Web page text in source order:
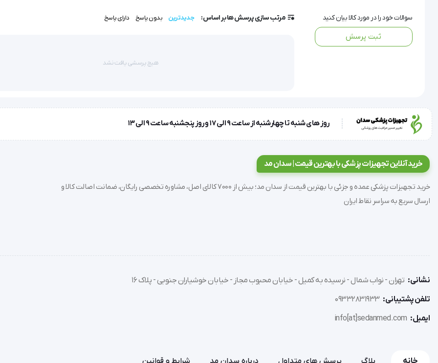
تولید کشور ایران
کاربرد :
روش استفاده :
از فاصله 2.5 سانتیمتری بر روی نمومه اسپری کنید.
یک یا دوبار اسپری کنید.
سوالات خود را در مورد کالا بیان کنید
ثبت پرسش
مرتب سازی پرسش ها بر اساس: جدیدترین بدون پاسخ دارای پاسخ
هیچ پرسشی یافت نشد
روز های شنبه تا چهارشنبه از ساعت 9 الی 17 و روز پنجشنبه ساعت 9 الی 13
خرید آنلاین تجهیزات پزشکی با بهترین قیمت | سدان مد
خرید تجهیزات پزشکی عمده و جزئی با بهترین قیمت از سدان مد؛ بیش از 7000 کالای اصل، مشاوره تخصصی رایگان، ضمانت اصالت کالا و
ارسال سریع به سراسر نقاط ایران
نشانی: تهران - نواب شمال - نرسیده به کمیل - خیابان محبوب مجاز - خیابان خوشیاران جنوبی - پلاک 16
تلفن پشتیبانی: 09332831933
ایمیل: info[at]sedanmed.com
خانه بلاگ پرسش های متداول درباره سدان مد شرایط و قوانین